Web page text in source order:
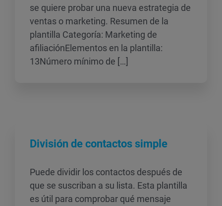
se quiere probar una nueva estrategia de
ventas o marketing. Resumen de la
plantilla Categoría: Marketing de
afiliaciónElementos en la plantilla:
13Número mínimo de […]
División de contactos simple
Puede dividir los contactos después de
que se suscriban a su lista. Esta plantilla
es útil para comprobar qué mensaje